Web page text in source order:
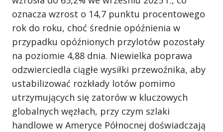
oznacza wzrost o 14,7 punktu procentowego
rok do roku, choć średnie opóźnienia w
przypadku opóźnionych przylotów pozostały
na poziomie 4,88 dnia. Niewielka poprawa
odzwierciedla ciągłe wysiłki przewoźnika, aby
ustabilizować rozkłady lotów pomimo
utrzymujących się zatorów w kluczowych
globalnych węzłach, przy czym szlaki
handlowe w Ameryce Północnej doświadczają